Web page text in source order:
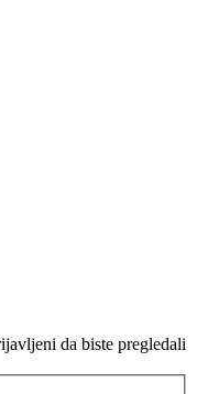
da biste pregledali